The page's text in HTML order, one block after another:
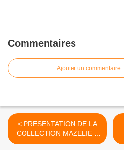
Commentaires
Ajouter un commentaire
< PRESENTATION DE LA
COLLECTION MAZELIE &
CO - Vendredi 12 octobre